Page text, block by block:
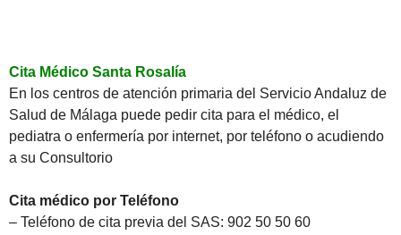
Cita Médico Santa Rosalía
En los centros de atención primaria del Servicio Andaluz de
Salud de Málaga puede pedir cita para el médico, el
pediatra o enfermería por internet, por teléfono o acudiendo
a su Consultorio
Cita médico por Teléfono
– Teléfono de cita previa del SAS: 902 50 50 60